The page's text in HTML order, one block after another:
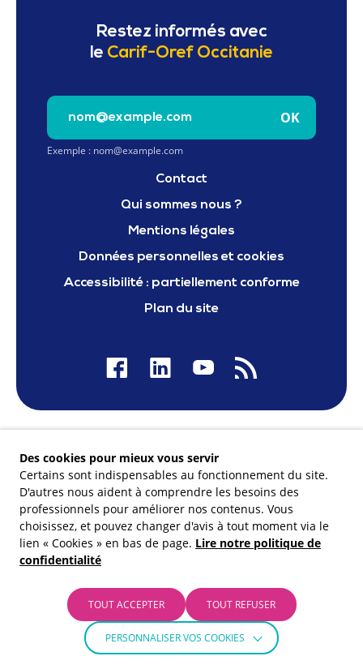
Restez informés avec
le Carif-Oref Occitanie
Saisissez votre e-mail pour vous inscrire à la
Exemple : nom@example.com
OK
Contact
Qui sommes nous ?
Mentions légales
Données personnelles et cookies
Accessibilité : partiellement conforme
Plan du site
Membre du
© Carif-Oref Occitanie 2026
Des cookies pour mieux vous servir
Certains sont indispensables au fonctionnement du site.
D'autres nous aident à comprendre les besoins des
professionnels pour améliorer nos contenus. Vous
choisissez, et pouvez changer d'avis à tout moment via le
lien « Cookies » en bas de page. Lire notre politique de
confidentialité
TOUT ACCEPTER TOUT REFUSER
PERSONNALISER VOS COOKIES